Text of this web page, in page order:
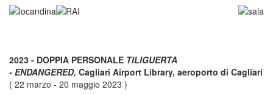
2023 - DOPPIA PERSONALE TILIGUERTA
- ENDANGERED, Cagliari Airport Library, aeroporto di Cagliari
( 22 marzo - 20 maggio 2023 )